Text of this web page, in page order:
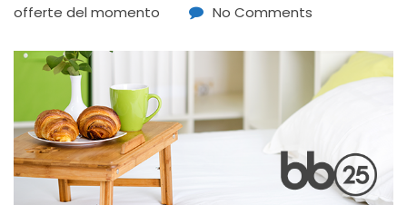
offerte del momento
No Comments